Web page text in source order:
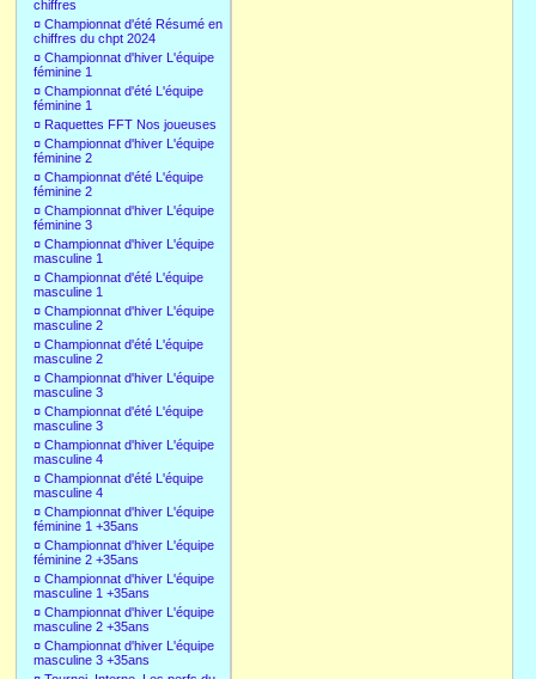
chiffres
¤ Championnat d'été Résumé en
chiffres du chpt 2024
¤ Championnat d'hiver L'équipe
féminine 1
¤ Championnat d'été L'équipe
féminine 1
¤ Raquettes FFT Nos joueuses
¤ Championnat d'hiver L'équipe
féminine 2
¤ Championnat d'été L'équipe
féminine 2
¤ Championnat d'hiver L'équipe
féminine 3
¤ Championnat d'hiver L'équipe
masculine 1
¤ Championnat d'été L'équipe
masculine 1
¤ Championnat d'hiver L'équipe
masculine 2
¤ Championnat d'été L'équipe
masculine 2
¤ Championnat d'hiver L'équipe
masculine 3
¤ Championnat d'été L'équipe
masculine 3
¤ Championnat d'hiver L'équipe
masculine 4
¤ Championnat d'été L'équipe
masculine 4
¤ Championnat d'hiver L'équipe
féminine 1 +35ans
¤ Championnat d'hiver L'équipe
féminine 2 +35ans
¤ Championnat d'hiver L'équipe
masculine 1 +35ans
¤ Championnat d'hiver L'équipe
masculine 2 +35ans
¤ Championnat d'hiver L'équipe
masculine 3 +35ans